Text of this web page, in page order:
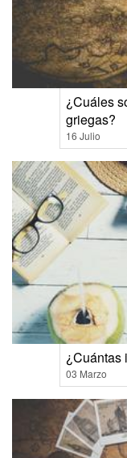
¿Cuáles
griegas?
16 Julio
¿Cuántas
03 Marzo